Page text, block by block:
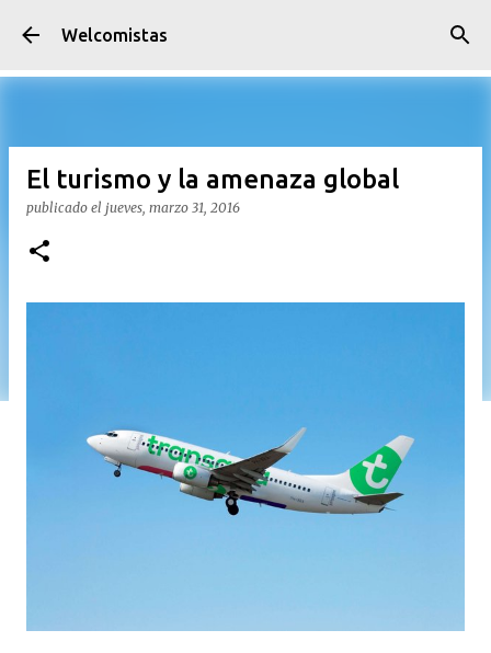
Ir al contenido principal
Welcomistas
El turismo y la amenaza global
publicado el jueves, marzo 31, 2016